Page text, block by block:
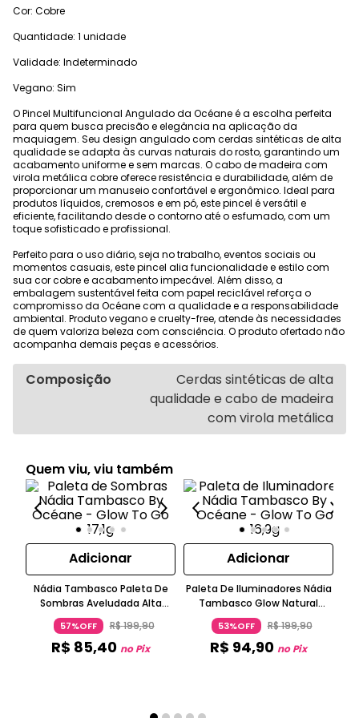
Cor: Cobre
Quantidade: 1 unidade
Validade: Indeterminado
Vegano: Sim
O Pincel Multifuncional Angulado da Océane é a escolha perfeita
para quem busca precisão e elegância na aplicação da
maquiagem. Seu design angulado com cerdas sintéticas de alta
qualidade se adapta às curvas naturais do rosto, garantindo um
acabamento uniforme e sem marcas. O cabo de madeira com
virola metálica cobre oferece resistência e durabilidade, além de
proporcionar um manuseio confortável e ergonômico. Ideal para
produtos líquidos, cremosos e em pó, este pincel é versátil e
eficiente, facilitando desde o contorno até o esfumado, com um
toque sofisticado e profissional.
Perfeito para o uso diário, seja no trabalho, eventos sociais ou
momentos casuais, este pincel alia funcionalidade e estilo com
sua cor cobre e acabamento impecável. Além disso, a
embalagem sustentável feita com papel reciclável reforça o
compromisso da Océane com a qualidade e a responsabilidade
ambiental. Produto vegano e cruelty-free, atende às necessidades
de quem valoriza beleza com consciência. O produto ofertado não
acompanha demais peças e acessórios.
Composição
Cerdas sintéticas de alta
qualidade e cabo de madeira
com virola metálica
Quem viu, viu também
Adicionar
Nádia Tambasco Paleta De
Sombras Aveludada Alta
Pigmentação Bronze Glow To
Go OCEANE
57%OFF R$199,90
R$ 85,40 no Pix
Adicionar
Paleta De Iluminadores Nádia
Tambasco Glow Natural
Cintilante Glow To Go
OCEANE
53%OFF R$199,90
R$ 94,90 no Pix